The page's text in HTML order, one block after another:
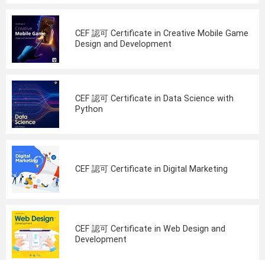
CEF 認可 Certificate in Creative Mobile Game
Design and Development
CEF 認可 Certificate in Data Science with
Python
CEF 認可 Certificate in Digital Marketing
CEF 認可 Certificate in Web Design and
Development